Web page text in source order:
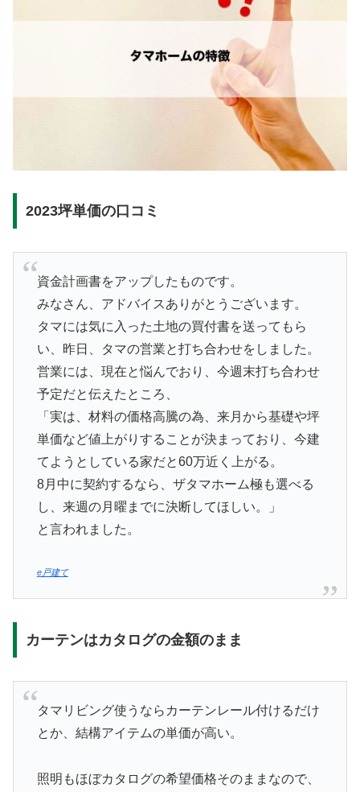
2023坪単価の口コミ
資金計画書をアップしたものです。
みなさん、アドバイスありがとうございます。
タマには気に入った土地の買付書を送ってもら
い、昨日、タマの営業と打ち合わせをしました。
営業には、現在と悩んでおり、今週末打ち合わせ
予定だと伝えたところ、
「実は、材料の価格高騰の為、来月から基礎や坪
単価など値上がりすることが決まっており、今建
てようとしている家だと60万近く上がる。
8月中に契約するなら、ザタマホーム極も選べる
し、来週の月曜までに決断してほしい。」
と言われました。
e戸建て
カーテンはカタログの金額のまま
タマリビング使うならカーテンレール付けるだけ
とか、結構アイテムの単価が高い。
照明もほぼカタログの希望価格そのままなので、